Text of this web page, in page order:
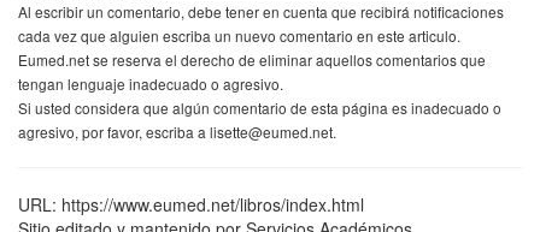
Al escribir un comentario, debe tener en cuenta que recibirá notificaciones
cada vez que alguien escriba un nuevo comentario en este articulo.
Eumed.net se reserva el derecho de eliminar aquellos comentarios que
tengan lenguaje inadecuado o agresivo.
Si usted considera que algún comentario de esta página es inadecuado o
agresivo, por favor, escriba a lisette@eumed.net.
URL: https://www.eumed.net/libros/index.html